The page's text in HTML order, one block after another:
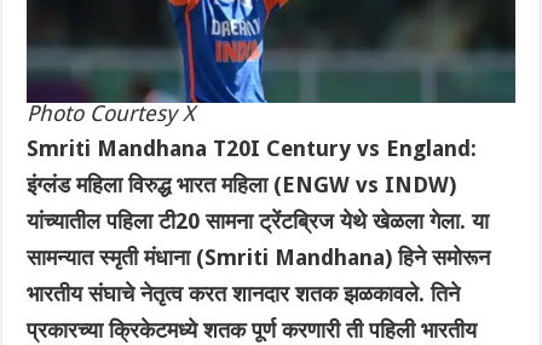
Photo Courtesy X
Smriti Mandhana T20I Century vs England:
इंग्लंड महिला विरुद्ध भारत महिला (ENGW vs INDW)
यांच्यातील पहिला टी20 सामना ट्रेंटब्रिज येथे खेळला गेला. या
सामन्यात स्मृती मंधाना (Smriti Mandhana) हिने समोरून
भारतीय संघाचे नेतृत्व करत शानदार शतक झळकावले. तिने
प्रकारच्या क्रिकेटमध्ये शतक पूर्ण करणारी ती पहिली भारतीय